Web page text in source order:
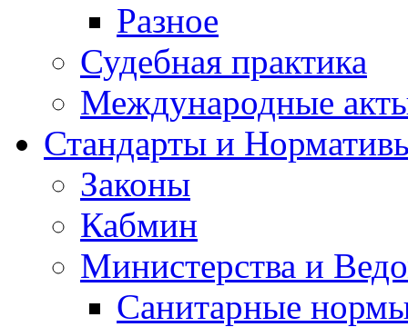
Разное
Судебная практика
Международные
Стандарты и
Законы
Кабмин
Министерства и
Санитарные